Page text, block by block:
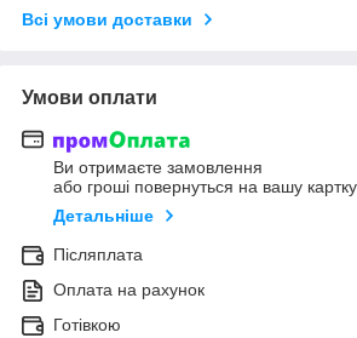
Всі умови доставки
Умови оплати
Ви отримаєте замовлення
або гроші повернуться на вашу картку
Детальніше
Післяплата
Оплата на рахунок
Готівкою